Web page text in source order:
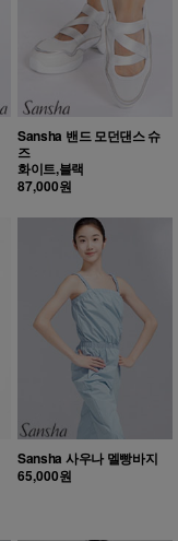
Sansha 밴드 모던댄스 슈
즈
화이트,블랙
87,000원
Sansha 사우나 멜빵바지
65,000원